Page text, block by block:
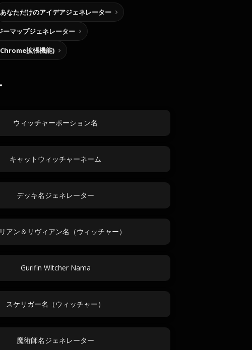
あなただけのアイデアジェネレーター
ーマップジェネレーター
拡張機能)
ウィッチャーポーション名
キャットウィッチャーネーム
デッキ名ジェネレーター
アン＆リヴィアン名（ウィッチャー）
Gurifin Witcher Nama
スケリガー名（ウィッチャー）
魔術師名ジェネレーター